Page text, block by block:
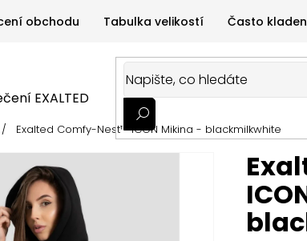
obchodu Tabulka velikostí Často
EXALTED Oblečení GYMTIME Sportovní
Oblečení GYMTIME Sportovní výživa Zdravá
/ Exalted Comfy-Nest™ ICON Mikina - blackmilkwhite